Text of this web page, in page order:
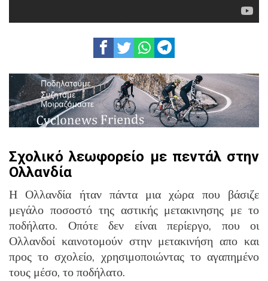
Σχολικό λεωφορείο με πεντάλ στην
Ολλανδία
Η Ολλανδία ήταν πάντα μια χώρα που βάσιζε
μεγάλο ποσοστό της αστικής μετακινησης με το
ποδήλατο. Οπότε δεν είναι περίεργο, που οι
Ολλανδοί καινοτομούν στην μετακινήση απο και
προς το σχολείο, χρησιμοποιώντας το αγαπημένο
τους μέσο, το ποδήλατο.